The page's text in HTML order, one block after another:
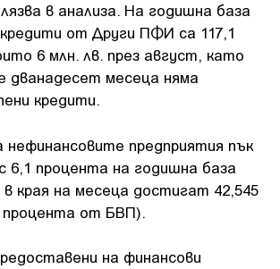
в анализа. На годишна база
от Други ПФИ са 117,1
6 млн. лв. през август, като
дванадесет месеца няма
кредити.
предприятия пък
6,1 процента на годишна база
в края на месеца достигат 42,545
процента от БВП).
на финансови